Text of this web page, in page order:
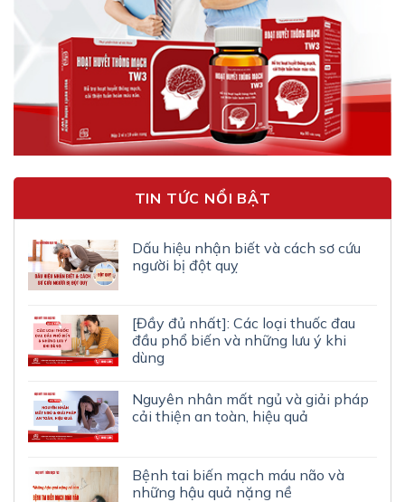
TIN TỨC NỔI BẬT
Dấu hiệu nhận biết và cách sơ cứu
người bị đột quỵ
[Đầy đủ nhất]: Các loại thuốc đau
đầu phổ biến và những lưu ý khi
dùng
Nguyên nhân mất ngủ và giải pháp
cải thiện an toàn, hiệu quả
Bệnh tai biến mạch máu não và
những hậu quả nặng nề